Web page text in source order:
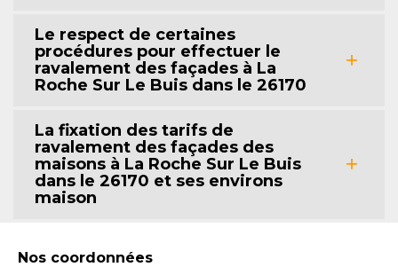
Le respect de certaines
procédures pour effectuer le
ravalement des façades à La
Roche Sur Le Buis dans le 26170
La fixation des tarifs de
ravalement des façades des
maisons à La Roche Sur Le Buis
dans le 26170 et ses environs
maison
Nos coordonnées